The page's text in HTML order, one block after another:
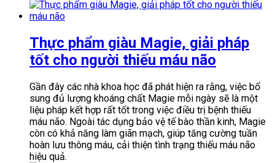
Thực phẩm giàu Magie, giải pháp
tốt cho người thiếu máu não
Gần đây các nhà khoa học đã phát hiện ra rằng, việc bổ
sung đủ lượng khoáng chất Magie mỗi ngày sẽ là một
liệu pháp kết hợp rất tốt trong việc điều trị bệnh thiếu
máu não. Ngoài tác dụng bảo vệ tế bào thần kinh, Magie
còn có khả năng làm giãn mạch, giúp tăng cường tuần
hoàn lưu thông máu, cải thiện tình trạng thiếu máu não
hiệu quả.